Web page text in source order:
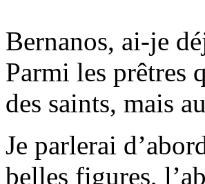
Bernanos, ai-je
Parmi les prêtres
des saints, mais
Je parlerai
belles figures,